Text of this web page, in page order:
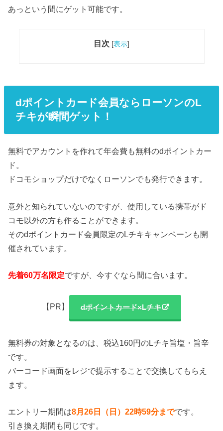
あっという間にゲット可能です。
目次 [表示]
dポイントカード会員ならローソンのL
チキが瞬間ゲット！
無料でアカウントを作れて年会費も無料のdポイントカー
ド。
ドコモショップだけでなくローソンでも発行できます。
意外と知られていないのですが、使用している携帯がド
コモ以外の方も作ることができます。
そのdポイントカード会員限定のLチキキャンペーンも開
催されています。
先着60万名限定ですが、今すぐなら間に合います。
【PR】 dポイントカード×Lチキ
無料券の対象となるのは、税込160円のLチキ旨塩・旨辛
です。
バーコード画面をレジで提示することで交換してもらえ
ます。
エントリー期間は8月26日（日）22時59分までです。
引き換え期間も同じです。